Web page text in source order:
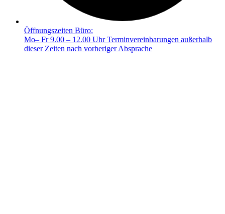
Öffnungszeiten Büro:
Mo– Fr 9.00 – 12.00 Uhr Terminvereinbarungen außerhalb
dieser Zeiten nach vorheriger Absprache